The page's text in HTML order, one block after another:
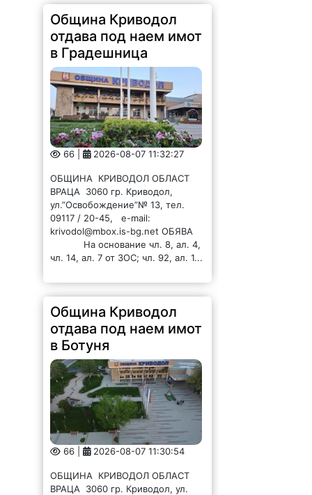
Община Криводол
отдава под наем имот
в Градешница
66 | 2026-08-07 11:32:27
ОБЩИНА КРИВОДОЛ ОБЛАСТ
ВРАЦА 3060 гр. Криводол,
ул.”Освобождение”№ 13, тел.
09117 / 20-45, e-mail:
krivodol@mbox.is-bg.net ОБЯВА
На основание чл. 8, ал. 4,
чл. 14, ал. 7 от ЗОС; чл. 92, ал. 1...
Община Криводол
отдава под наем имот
в Ботуня
66 | 2026-08-07 11:30:54
ОБЩИНА КРИВОДОЛ ОБЛАСТ
ВРАЦА 3060 гр. Криводол, ул.